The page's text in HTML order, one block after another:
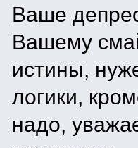
Ваше
Вашему
истины,
логики,
надо,